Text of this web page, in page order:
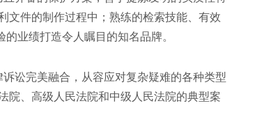
文件的制作过程中；熟练的检索技能、有效
业绩打造令人瞩目的知名品牌。
讼完美融合，从容应对复杂疑难的各种类型
院、高级人民法院和中级人民法院的典型案